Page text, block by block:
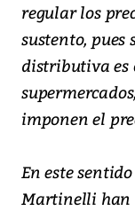
regular los
sustento, pues
distributiva es
imponen el
En este
Martinelli han